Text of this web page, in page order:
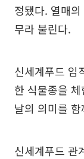
정됐다. 열매
무라 불린다.
신세계푸드 임
한 식물종을
날의 의미를
신세계푸드 관